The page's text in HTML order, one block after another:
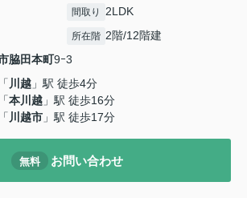
間取り 2LDK
所在階 2階/12階建
脇田本町9ｰ3
「 川越 」駅 徒歩4分
「本川越 」駅 徒歩16分
「 川越市 」駅 徒歩17分
無料 お問い合わせ